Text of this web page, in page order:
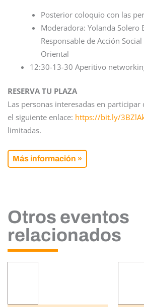
Posterior coloquio con las
Moderadora: Yolanda Solero
Responsable de Acción
Oriental
12:30-13-30 Aperitivo
RESERVA TU PLAZA
Las personas interesadas en
el siguiente enlace: https://bit.ly/
limitadas.
Más información »
Otros eventos
relacionados